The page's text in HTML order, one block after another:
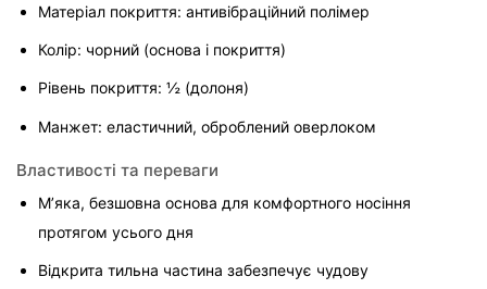
Матеріал покриття: антивібраційний полімер
Колір: чорний (основа і покриття)
Рівень покриття: ½ (долоня)
Манжет: еластичний, оброблений оверлоком
Властивості та переваги
М’яка, безшовна основа для комфортного носіння
протягом усього дня
Відкрита тильна частина забезпечує чудову